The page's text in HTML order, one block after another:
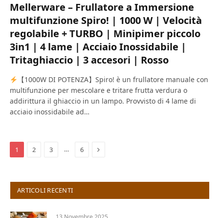
Mellerware – Frullatore a Immersione
multifunzione Spiro! | 1000 W | Velocità
regolabile + TURBO | Minipimer piccolo
3in1 | 4 lame | Acciaio Inossidabile |
Tritaghiaccio | 3 accesori | Rosso
【1000W DI POTENZA】Spiro! è un frullatore manuale con
multifunzione per mescolare e tritare frutta verdura o
addirittura il ghiaccio in un lampo. Provvisto di 4 lame di
acciaio inossidabile ad…
1 2 3 … 6 Next
ARTICOLI RECENTI